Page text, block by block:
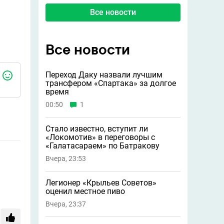
Все новости
Все новости
Переход Даку назвали лучшим
трансфером «Спартака» за долгое
время
00:50 1
Стало известно, вступит ли
«Локомотив» в переговоры с
«Галатасараем» по Батракову
Вчера, 23:53
Легионер «Крыльев Советов»
оценил местное пиво
Вчера, 23:37